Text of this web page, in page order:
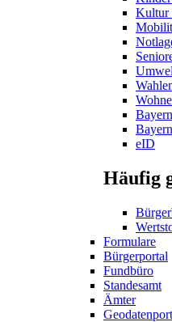
Kultur
eID
Häufig
Formulare
Bürgerportal
Fundbüro
Standesamt
Ämter